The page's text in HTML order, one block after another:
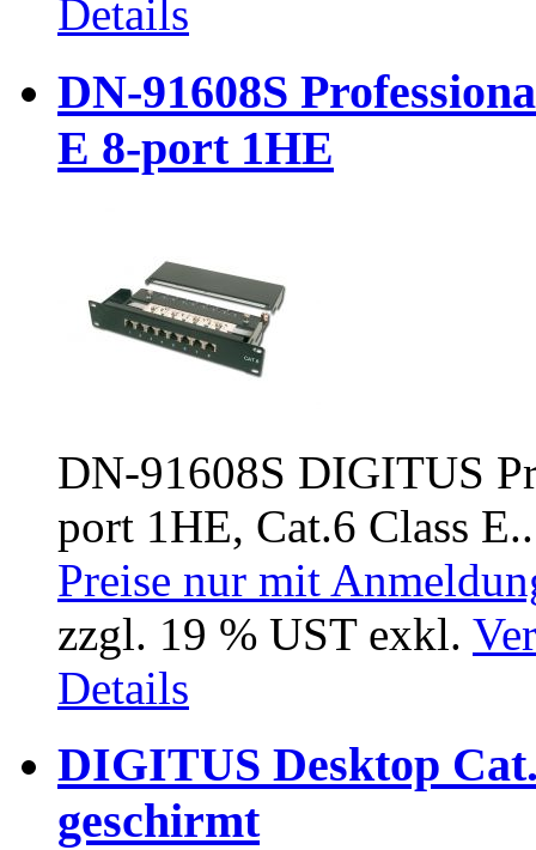
Details
DN-91608S
E 8-port 1HE
DN-91608S DIGITUS
port 1HE, Cat.6 Class
Preise nur mit
zzgl. 19 % UST exkl.
Details
DIGITUS Desktop
geschirmt